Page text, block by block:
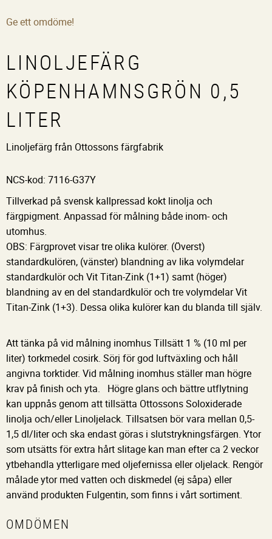
Ge ett omdöme!
LINOLJEFÄRG
KÖPENHAMNSGRÖN 0,5
LITER
Linoljefärg från Ottossons färgfabrik
NCS-kod: 7116-G37Y
Tillverkad på svensk kallpressad kokt linolja och
färgpigment. Anpassad för målning både inom- och
utomhus.
OBS: Färgprovet visar tre olika kulörer. (Överst)
standardkulören, (vänster) blandning av lika volymdelar
standardkulör och Vit Titan-Zink (1+1) samt (höger)
blandning av en del standardkulör och tre volymdelar Vit
Titan-Zink (1+3). Dessa olika kulörer kan du blanda till själv.
Att tänka på vid målning inomhus Tillsätt 1 % (10 ml per
liter) torkmedel cosirk. Sörj för god luftväxling och håll
angivna torktider. Vid målning inomhus ställer man högre
krav på finish och yta. Högre glans och bättre utflytning
kan uppnås genom att tillsätta Ottossons Soloxiderade
linolja och/eller Linoljelack. Tillsatsen bör vara mellan 0,5-
1,5 dl/liter och ska endast göras i slutstrykningsfärgen. Ytor
som utsätts för extra hårt slitage kan man efter ca 2 veckor
ytbehandla ytterligare med oljefernissa eller oljelack. Rengör
målade ytor med vatten och diskmedel (ej såpa) eller
använd produkten Fulgentin, som finns i vårt sortiment.
OMDÖMEN